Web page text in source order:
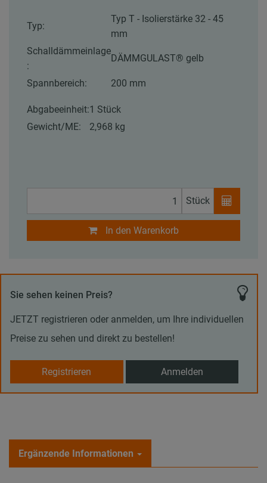
Typ:
Typ T - Isolierstärke 32 - 45
mm
Schalldämmeinlage
:
DÄMMGULAST® gelb
Spannbereich: 200 mm
Abgabeeinheit:1 Stück
Gewicht/ME:
2,968 kg
Stück
In den Warenkorb
Sie sehen keinen Preis?
JETZT registrieren oder anmelden, um Ihre individuellen
Preise zu sehen und direkt zu bestellen!
Registrieren Anmelden
Ergänzende Informationen